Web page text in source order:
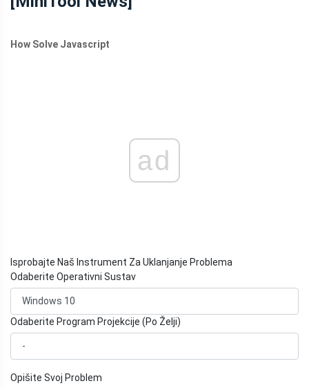
How Solve Javascript
ad
Isprobajte Naš Instrument Za Uklanjanje Problema
Odaberite Operativni Sustav
Odaberite Program Projekcije (Po Želji)
Opišite Svoj Problem